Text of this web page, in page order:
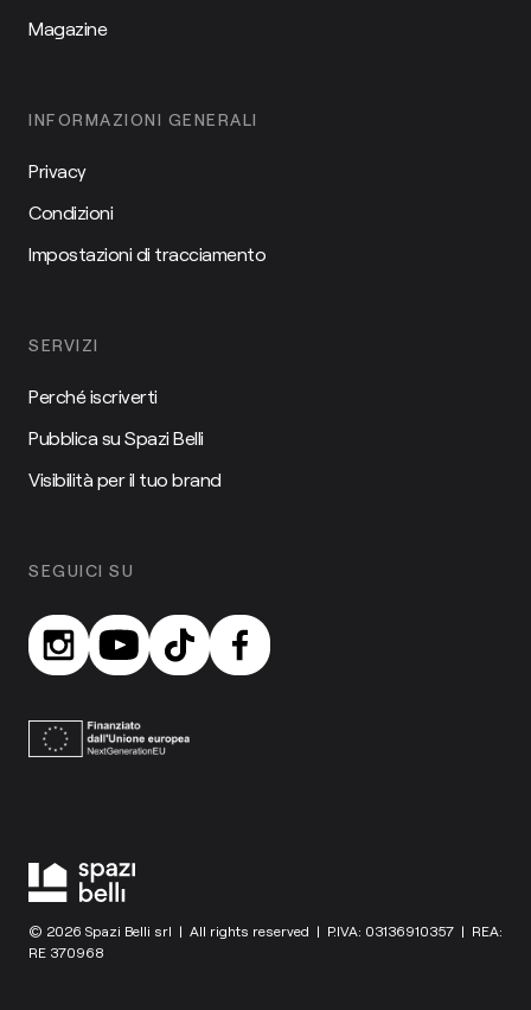
Magazine
INFORMAZIONI GENERALI
Privacy
Condizioni
Impostazioni di tracciamento
SERVIZI
Perché iscriverti
Pubblica su Spazi Belli
Visibilità per il tuo brand
SEGUICI SU
© 2026 Spazi Belli srl | All rights reserved | P.IVA: 03136910357 | REA:
RE 370968